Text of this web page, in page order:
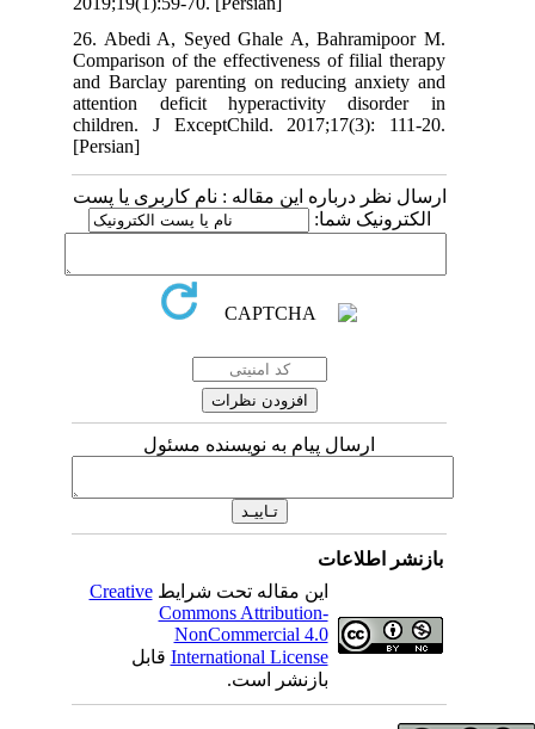
26. Abedi A, Seyed Ghale A,
Comparison of the effectiveness of
and Barclay parenting on reducing
attention deficit hyperactivity
children. J ExceptChild. 2017;17(3):
درباره این مقاله : نام کاربری یا پست
ارسال پیام به نویسنده مسئول
این مقاله تحت شرایطCreative
Commons Attribution-
NonCommercial 4.0
International Licenseقابل